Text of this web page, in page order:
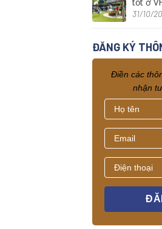
31/10/
ĐĂNG KÝ
Điền các
nhận